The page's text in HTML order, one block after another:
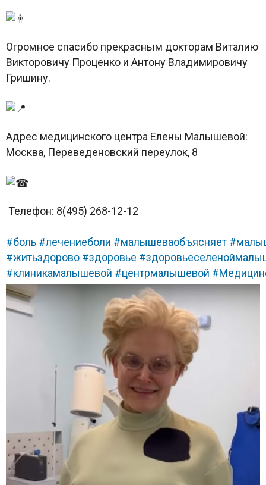
Огромное спасибо прекрасным докторам Виталию
Викторовичу Проценко и Антону Владимировичу
Гришину.
Адрес медицинского центра Елены Малышевой:
Москва, Переведеновский переулок, 8
Телефон: 8(495) 268-12-12
#боль #лечениеболи #малышеваобъясняет
#житьздорово #здоровье
#клиникамалышевой #центрмалышевой